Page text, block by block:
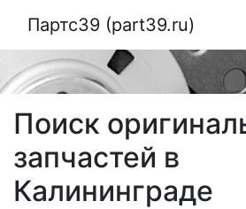
Партс39 (part39.ru)
Поиск
запчастей в
Калининграде